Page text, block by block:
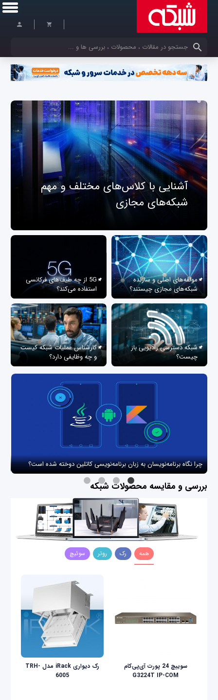
کلمات کلیدی خود را وارد کنید
آشنایی با کلاس‌های مختلف و مهم
شبکه‌های مجازی
مولفه‌های اصلی و سازنده
شبکه‌های مجازی چیستند؟
5G از چه طیف‌های فرکانسی
استفاده می‌کند؟
شبکه دسترسی رادیویی باز
چیست؟
کارشناس عملیات شبکه کیست
و چه وظایفی دارد؟
چرا نگاه برنامه‌نویسان به زبان برنامه‌نویسی کاتلین دوخته شده است؟
بررسی و مقایسه محصولات شبکه
همه رک روتر سوئیچ
سوییچ 24 پورت آی‌پی‌کام
G3224T IP-COM
رک دیواری iRack مدل TRH-
6005